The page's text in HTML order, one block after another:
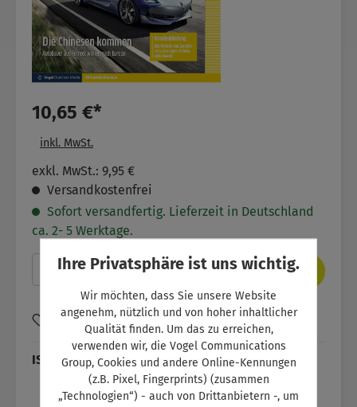
10,65 €*
inkl. MwSt.
exkl. MwSt.: 9,95 €
Versandkostenfrei
Sofort versandfertig. Lieferzeit in Deutschland
ca. 2- 5 Werktage.
Produkt Anzahl: Gib den gewünschten
In den Warenkorb
Zum Merkzettel hinzufügen
ISBN: SW10329
Ihre Privatsphäre ist uns wichtig.
Wir möchten, dass Sie unsere Website
angenehm, nützlich und von hoher inhaltlicher
Qualität finden. Um das zu erreichen,
verwenden wir, die Vogel Communications
Group, Cookies und andere Online-Kennungen
(z.B. Pixel, Fingerprints) (zusammen
„Technologien“) - auch von Drittanbietern -, um